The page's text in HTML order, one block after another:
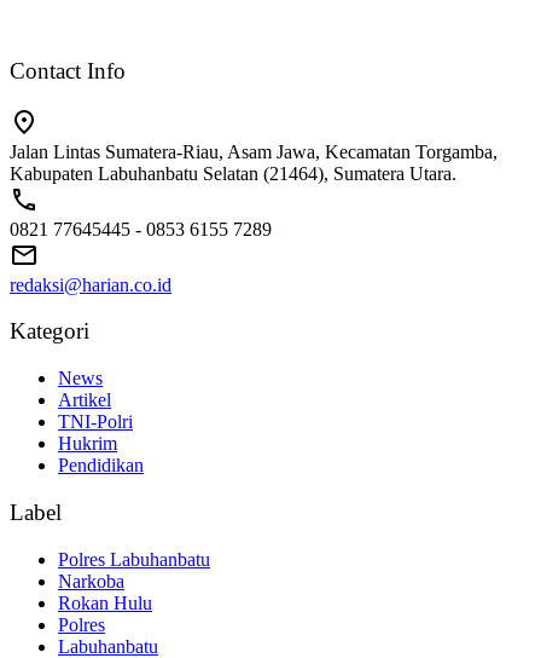
Contact Info
Jalan Lintas Sumatera-Riau, Asam Jawa, Kecamatan Torgamba,
Kabupaten Labuhanbatu Selatan (21464), Sumatera Utara.
0821 77645445 - 0853 6155 7289
redaksi@harian.co.id
Kategori
News
Artikel
TNI-Polri
Hukrim
Pendidikan
Label
Polres Labuhanbatu
Narkoba
Rokan Hulu
Polres
Labuhanbatu